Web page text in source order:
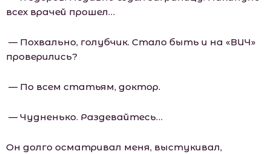
всех врачей прошел…
— Похвально, голубчик. Стало быть и на «ВИЧ»
проверились?
— По всем статьям, доктор.
— Чудненько. Раздевайтесь…
Он долго осматривал меня, выстукивал,